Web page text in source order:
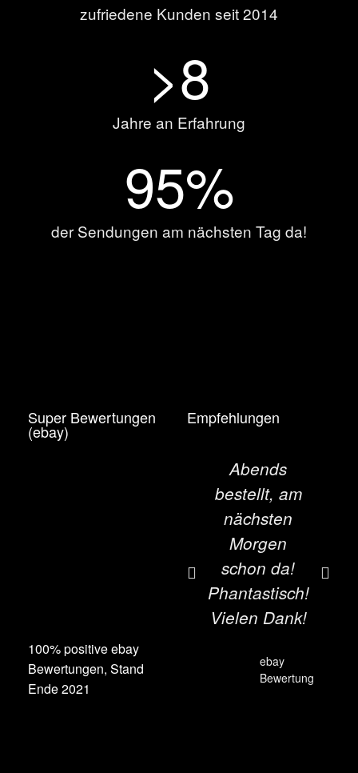
zufriedene Kunden seit 2014
>8
Jahre an Erfahrung
95%
der Sendungen am nächsten Tag da!
Super Bewertungen
(ebay)
100% positive ebay
Bewertungen, Stand
Ende 2021
Empfehlungen
Abends
bestellt, am
nächsten
Morgen
schon da!
Phantastisch!
Vielen Dank!
ebay
Bewertung